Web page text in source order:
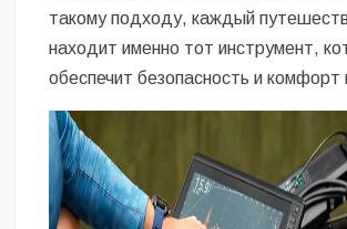
такому подходу, каждый
находит именно тот инструмент,
обеспечит безопасность и комфорт